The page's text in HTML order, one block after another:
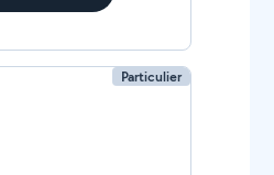
Particulier